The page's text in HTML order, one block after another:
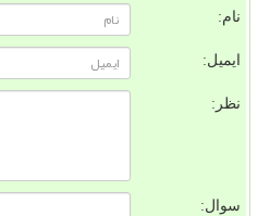
نام:
ایمیل:
نظر:
سوال: